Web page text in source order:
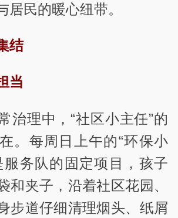
居民的暖心纽带。
结
当
治理中，“社区小主任”的
。每周日上午的“环保小
服务队的固定项目，孩子
和夹子，沿着社区花园、
步道仔细清理烟头、纸屑